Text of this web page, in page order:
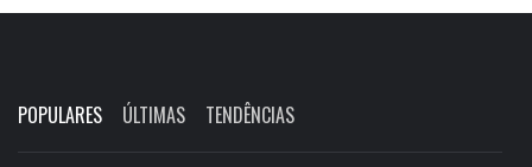
POPULARES ÚLTIMAS TENDÊNCIAS